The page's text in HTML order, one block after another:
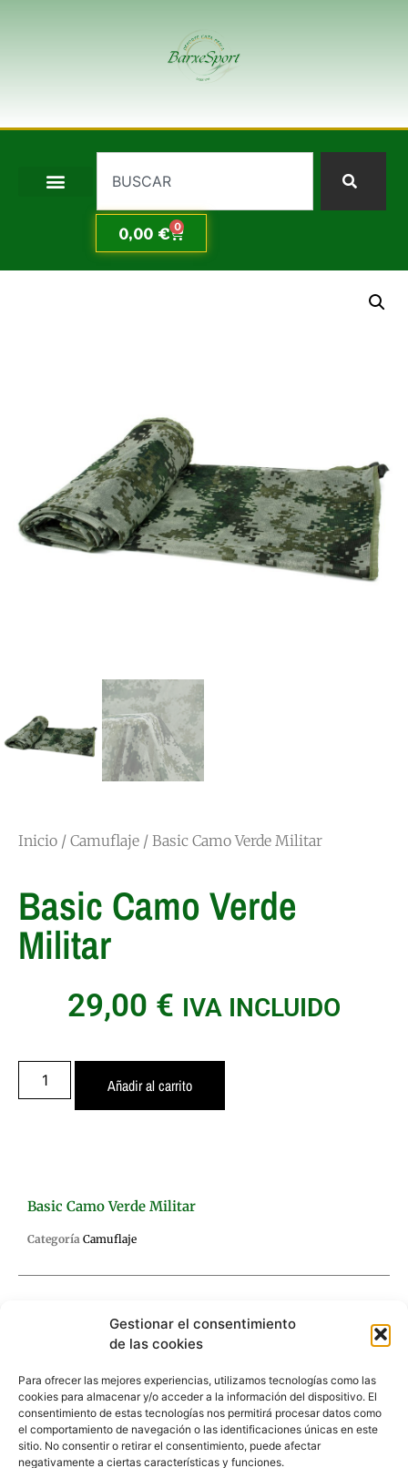
Gestionar el consentimiento
de las cookies
Para ofrecer las mejores experiencias, utilizamos tecnologías como las
cookies para almacenar y/o acceder a la información del dispositivo. El
consentimiento de estas tecnologías nos permitirá procesar datos como
el comportamiento de navegación o las identificaciones únicas en este
sitio. No consentir o retirar el consentimiento, puede afectar
negativamente a ciertas características y funciones.
0,00€ 0
Inicio / Camuflaje / Basic Camo Verde Militar
Basic Camo Verde
Militar
29,00 € IVA INCLUIDO
Añadir al carrito
Basic Camo Verde Militar
Categoría Camuflaje
Descripción
Malla camuflaje muy económica. Muy ligera. Plegada no